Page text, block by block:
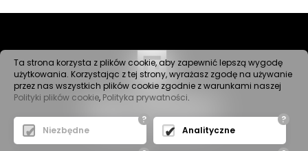
Ta strona korzysta z plików cookie, aby zapewnić lepszą wygodę
użytkowania. Korzystając z tej strony, wyrażasz zgodę na używanie
przez nas wszystkich plików cookie zgodnie z warunkami naszej
Polityki plików cookie, Polityka prywatności.
?
Niezbędne
?
Analityczne